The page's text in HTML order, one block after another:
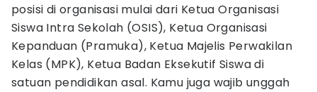
posisi di organisasi mulai dari Ketua Organisasi
Siswa Intra Sekolah (OSIS), Ketua Organisasi
Kepanduan (Pramuka), Ketua Majelis Perwakilan
Kelas (MPK), Ketua Badan Eksekutif Siswa di
satuan pendidikan asal. Kamu juga wajib unggah